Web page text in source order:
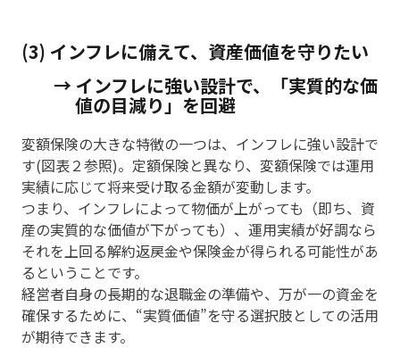
(3) インフレに備えて、資産価値を守りたい
→ インフレに強い設計で、「実質的な価
値の目減り」を回避
変額保険の大きな特徴の一つは、インフレに強い設計で
す(図表２参照)。定額保険と異なり、変額保険では運用
実績に応じて将来受け取る金額が変動します。
つまり、インフレによって物価が上がっても（即ち、資
産の実質的な価値が下がっても）、運用実績が好調なら
それを上回る解約返戻金や保険金が得られる可能性があ
るということです。
経営者自身の長期的な退職金の準備や、万が一の資金を
確保するために、“実質価値”を守る選択肢としての活用
が期待できます。